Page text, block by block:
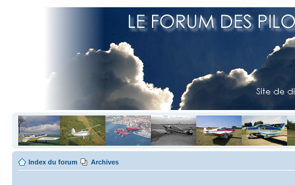
Index du forum Archives